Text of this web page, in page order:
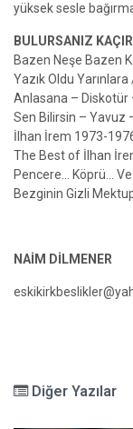
yüksek sesle
BULURSANIZ
Bazen Neşe Bazen
Yazık Oldu
Anlasana – Diskotür
Sen Bilirsin – Yavuz
İlhan İrem 1973-
The Best of İlhan
Pencere… Köprü…
Bezginin Gizli
NAİM DİLMENER
Diğer Yazılar